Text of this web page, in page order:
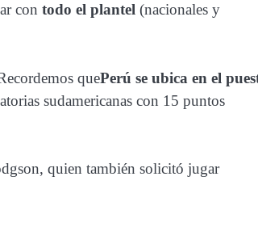
con todo el plantel (nacionales y
quePerú se ubica en el
sudamericanas con 15 puntos
quien también solicitó jugar